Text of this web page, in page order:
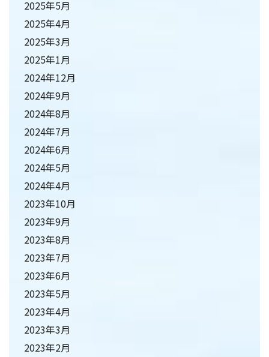
2025年5月
2025年4月
2025年3月
2025年1月
2024年12月
2024年9月
2024年8月
2024年7月
2024年6月
2024年5月
2024年4月
2023年10月
2023年9月
2023年8月
2023年7月
2023年6月
2023年5月
2023年4月
2023年3月
2023年2月